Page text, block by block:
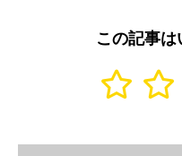
この記事は